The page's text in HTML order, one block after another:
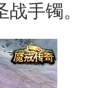
手镯。